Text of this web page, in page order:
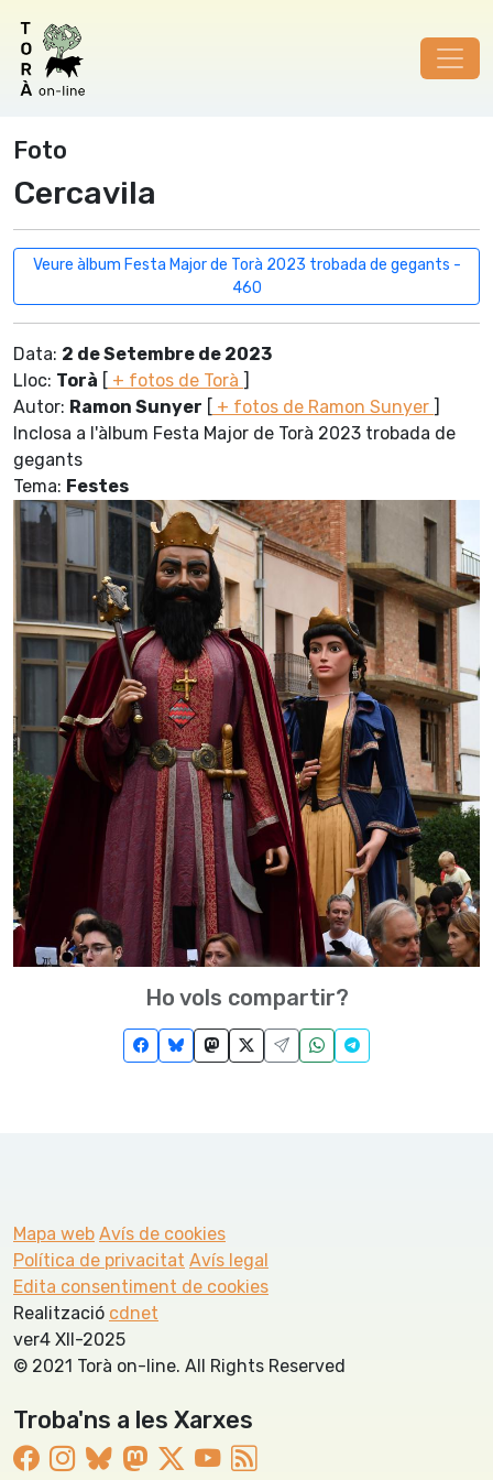
Foto
Cercavila
Veure àlbum Festa Major de Torà 2023 trobada de gegants -
460
Data: 2 de Setembre de 2023
Lloc: Torà [ + fotos de Torà ]
Autor: Ramon Sunyer [ + fotos de Ramon Sunyer ]
Inclosa a l'àlbum Festa Major de Torà 2023 trobada de
gegants
Tema: Festes
Ho vols compartir?
Mapa web Avís de cookies
Política de privacitat Avís legal
Edita consentiment de cookies
Realització cdnet
ver4 XII-2025
© 2021 Torà on-line. All Rights Reserved
Troba'ns a les Xarxes